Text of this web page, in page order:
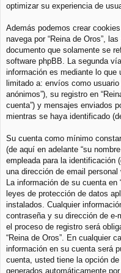
optimizar su experiencia de
Además podemos crear
navega por “Reina de Oros”,
documento que solamente se
software phpBB. La segunda
información es mediante lo
limitado a: envíos como
anónimos”), su registro en
cuenta”) y mensajes enviados
mientras se haya identificado
Su cuenta como mínimo
(de aquí en adelante “su
empleada para la identificación
una dirección de email personal
La información de su cuenta en
leyes de protección de datos
instalados. Cualquier
contraseña y su dirección de e-
el proceso de registro será
“Reina de Oros”. En cualquier
información en su cuenta será
cuenta, usted tiene la opción
generados automáticamente